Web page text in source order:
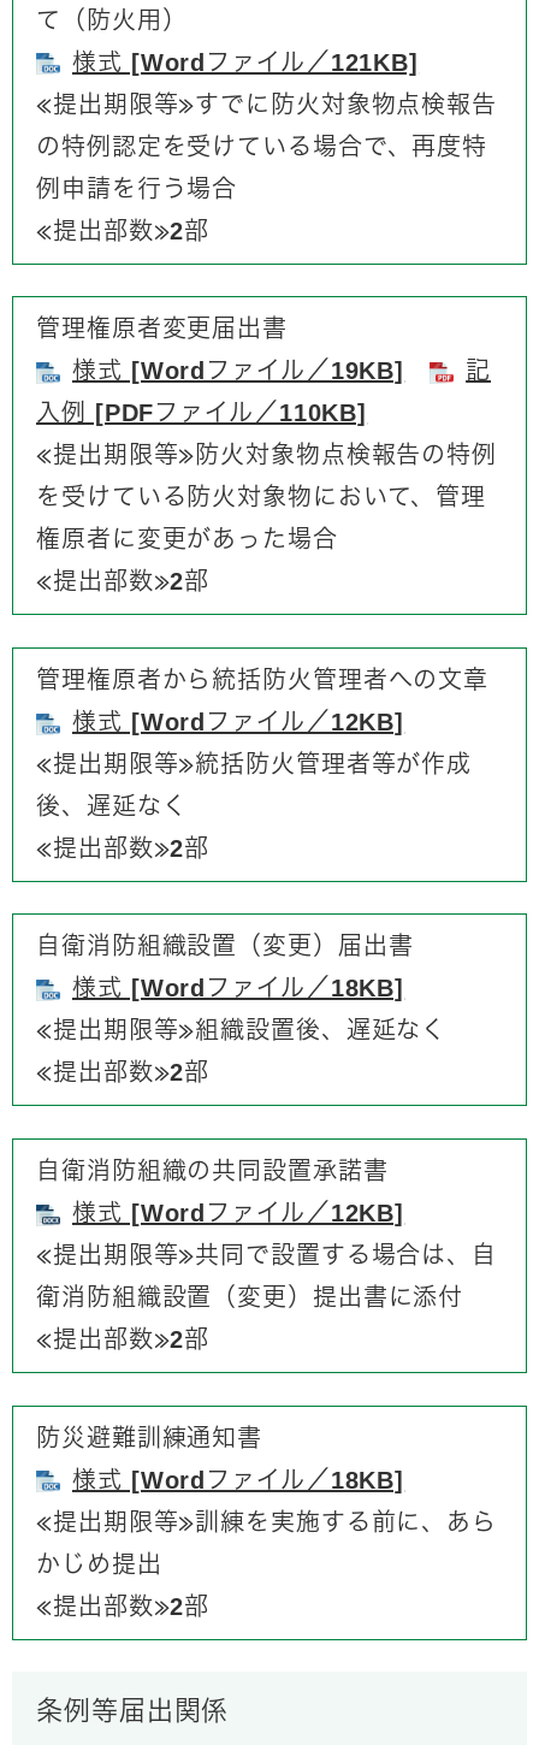
て（防火用）
様式 [Wordファイル／121KB]
​≪提出期限等≫すでに防火対象物点検報告
の特例認定を受けている場合で、再度特
例申請を行う場合
≪提出部数≫2部​​​
管理権原者変更届出書
様式 [Wordファイル／19KB]
記
入例 [PDFファイル／110KB]
≪提出期限等≫防火対象物点検報告の特例
を受けている防火対象物において、管理
権原者に変更があった場合
≪提出部数≫2部
管理権原者から統括防火管理者への文章
様式 [Wordファイル／12KB]
≪提出期限等≫統括防火管理者等が作成
後、遅延なく
≪提出部数≫2部
自衛消防組織設置（変更）届出書
様式 [Wordファイル／18KB]
≪提出期限等≫組織設置後、遅延なく
≪提出部数≫2部
自衛消防組織の共同設置承諾書
様式 [Wordファイル／12KB]
≪提出期限等≫共同で設置する場合は、自
衛消防組織設置（変更）提出書に添付
≪提出部数≫2部
防災避難訓練通知書
様式 [Wordファイル／18KB]
≪提出期限等≫訓練を実施する前に、あら
かじめ提出
≪提出部数≫2部
条例等届出関係